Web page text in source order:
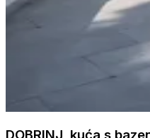
DOBRINJ, kuća s